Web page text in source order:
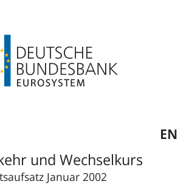
EN
und Wechselkurs
Januar 2002